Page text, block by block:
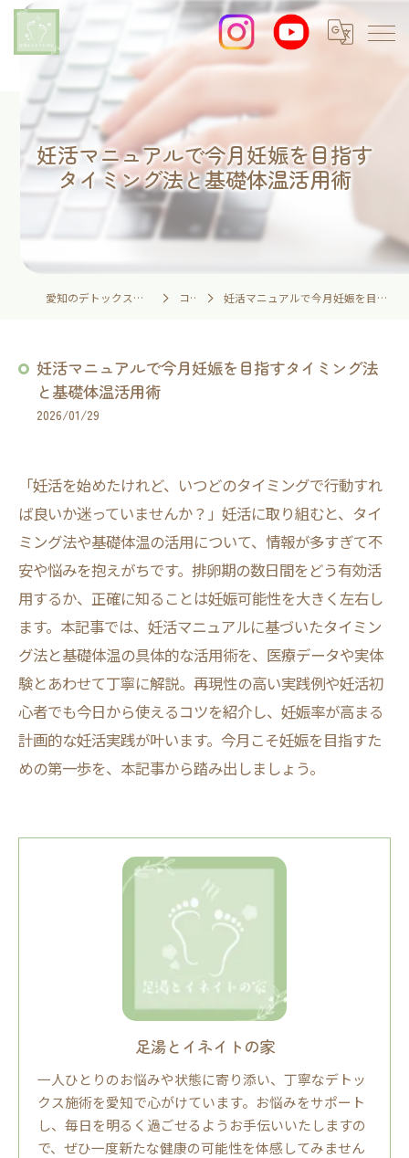
妊活マニュアルで今月妊娠を目指す
タイミング法と基礎体温活用術
愛知のデトックスなら足湯とイネイトの家 コラム 妊活マニュアルで今月妊娠を目指すタイミング法と基礎体温活用術
妊活マニュアルで今月妊娠を目指すタイミング法
と基礎体温活用術
2026/01/29
「妊活を始めたけれど、いつどのタイミングで行動すれ
ば良いか迷っていませんか？」妊活に取り組むと、タイ
ミング法や基礎体温の活用について、情報が多すぎて不
安や悩みを抱えがちです。排卵期の数日間をどう有効活
用するか、正確に知ることは妊娠可能性を大きく左右し
ます。本記事では、妊活マニュアルに基づいたタイミン
グ法と基礎体温の具体的な活用術を、医療データや実体
験とあわせて丁寧に解説。再現性の高い実践例や妊活初
心者でも今日から使えるコツを紹介し、妊娠率が高まる
計画的な妊活実践が叶います。今月こそ妊娠を目指すた
めの第一歩を、本記事から踏み出しましょう。
足湯とイネイトの家
一人ひとりのお悩みや状態に寄り添い、丁寧なデトッ
クス施術を愛知で心がけています。お悩みをサポート
し、毎日を明るく過ごせるようお手伝いいたしますの
で、ぜひ一度新たな健康の可能性を体感してみません